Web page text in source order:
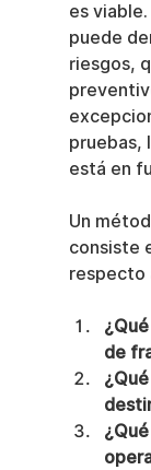
es
puede
riesgos,
pruebas,
está en
Un
consiste
respecto
de